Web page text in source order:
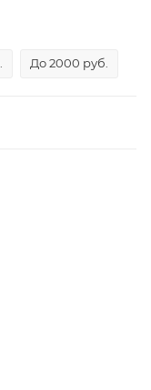
До 2000 руб.